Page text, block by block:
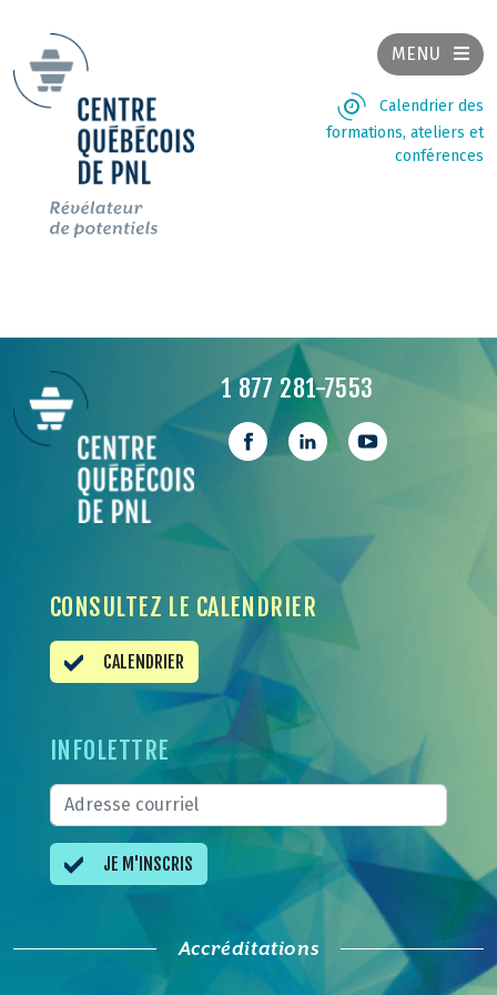
MENU
Calendrier des
formations, ateliers et
conférences
1 877 281-7553
CONSULTEZ LE CALENDRIER
CALENDRIER
INFOLETTRE
JE M'INSCRIS
Accréditations